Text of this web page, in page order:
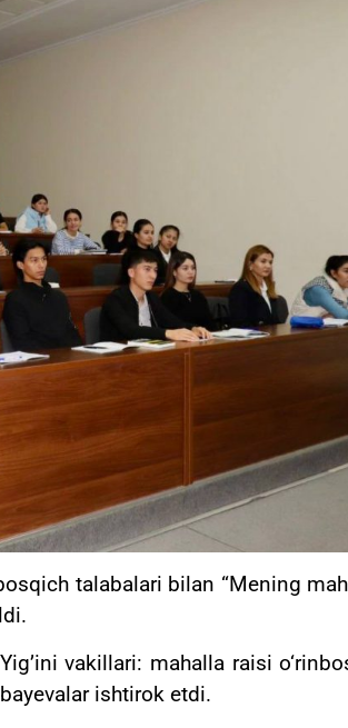
talabalari bilan “Mening
vakillari: mahalla raisi
ishtirok etdi.